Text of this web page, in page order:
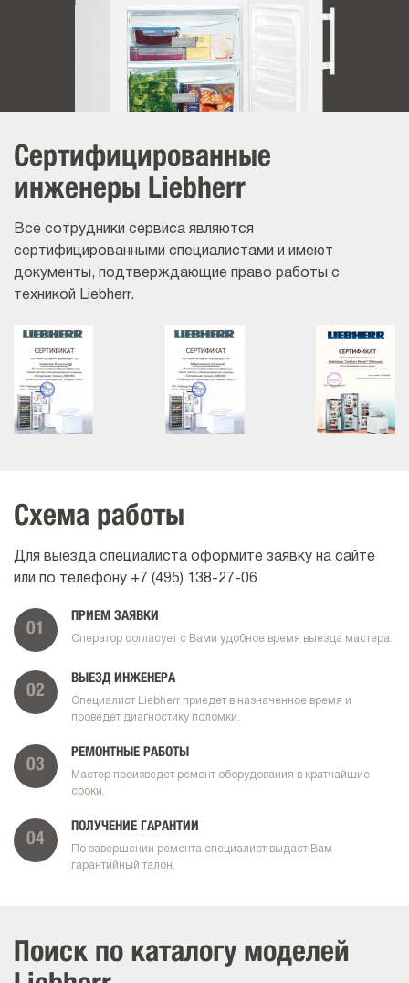
Сертифицированные
инженеры Liebherr
Все сотрудники сервиса являются
сертифицированными специалистами и имеют
документы, подтверждающие право работы с
техникой Liebherr.
Схема работы
Для выезда специалиста оформите заявку на сайте
или по телефону +7 (495) 138-27-06
01
ПРИЕМ ЗАЯВКИ
Оператор согласует с Вами удобное время выезда мастера.
02
ВЫЕЗД ИНЖЕНЕРА
Специалист Liebherr приедет в назначенное время и
проведет диагностику поломки.
03
РЕМОНТНЫЕ РАБОТЫ
Мастер произведет ремонт оборудования в кратчайшие
сроки.
04
ПОЛУЧЕНИЕ ГАРАНТИИ
По завершении ремонта специалист выдаст Вам
гарантийный талон.
Поиск по каталогу моделей